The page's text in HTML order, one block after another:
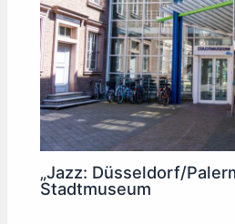
„Jazz: Düsseldorf/
Stadtmuseum